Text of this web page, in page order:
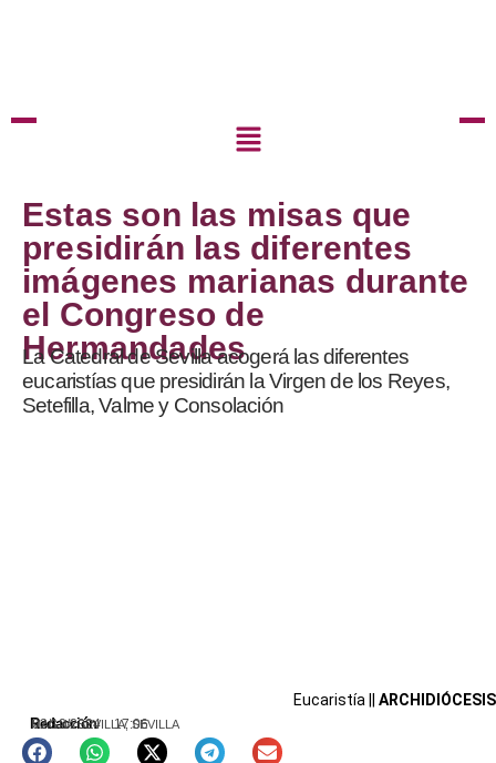
Estas son las misas que
presidirán las diferentes
imágenes marianas durante
el Congreso de
Hermandades
La Catedral de Sevilla acogerá las diferentes
eucaristías que presidirán la Virgen de los Reyes,
Setefilla, Valme y Consolación
Eucaristía || ARCHIDIÓCESIS
Redacción
MAGNA SEVILLA,SEVILLA
02/12/2024 17:06